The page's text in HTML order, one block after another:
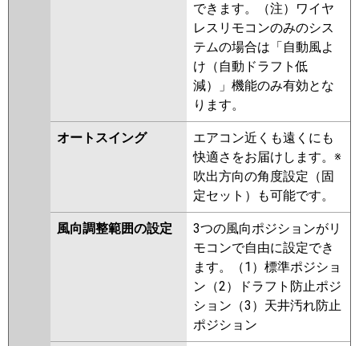
できます。（注）ワイヤ
レスリモコンのみのシス
テムの場合は「自動風よ
け（自動ドラフト低
減）」機能のみ有効とな
ります。
オートスイング
エアコン近くも遠くにも
快適さをお届けします。※
吹出方向の角度設定（固
定セット）も可能です。
風向調整範囲の設定
3つの風向ポジションがリ
モコンで自由に設定でき
ます。（1）標準ポジショ
ン（2）ドラフト防止ポジ
ション（3）天井汚れ防止
ポジション